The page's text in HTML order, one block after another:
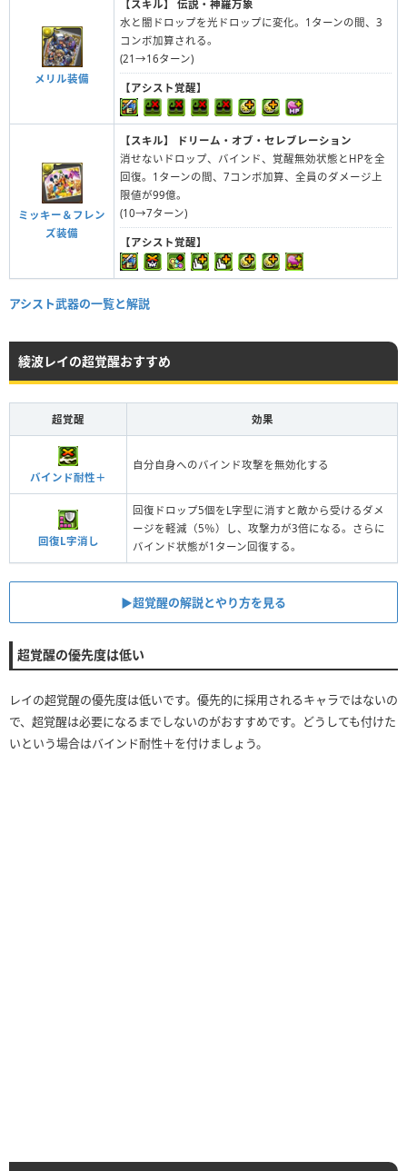
メリル装備
【スキル】
伝説・神羅万象
水と闇ドロップを光ドロップに変化。1ターンの間、3
コンボ加算される。
(21→16ターン)
【アシスト覚醒】
ミッキー＆フレン
ズ装備
【スキル】
ドリーム・オブ・セレブレーション
消せないドロップ、バインド、覚醒無効状態とHPを全
回復。1ターンの間、7コンボ加算、全員のダメージ上
限値が99億。
(10→7ターン)
【アシスト覚醒】
アシスト武器の一覧と解説
綾波レイの超覚醒おすすめ
超覚醒 効果
バインド耐性＋
自分自身へのバインド攻撃を無効化する
回復L字消し
回復ドロップ5個をL字型に消すと敵から受けるダメ
ージを軽減（5％）し、攻撃力が3倍になる。さらに
バインド状態が1ターン回復する。
▶︎超覚醒の解説とやり方を見る
超覚醒の優先度は低い
レイの超覚醒の優先度は低いです。優先的に採用されるキャラではないの
で、超覚醒は必要になるまでしないのがおすすめです。どうしても付けた
いという場合はバインド耐性＋を付けましょう。